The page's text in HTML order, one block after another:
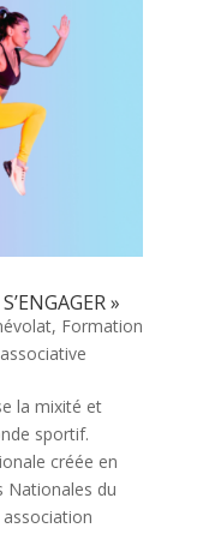
»
, Formation
la mixité et
sportif.
créée en
Nationales du
association